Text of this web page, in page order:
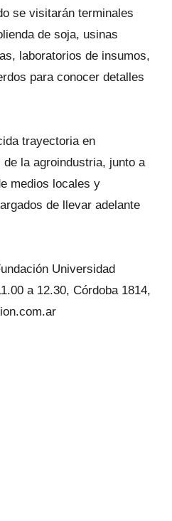
se visitarán terminales
de soja, usinas
laboratorios de insumos,
para conocer detalles
trayectoria en
la agroindustria, junto a
medios locales y
de llevar adelante
Universidad
a 12.30, Córdoba 1814,